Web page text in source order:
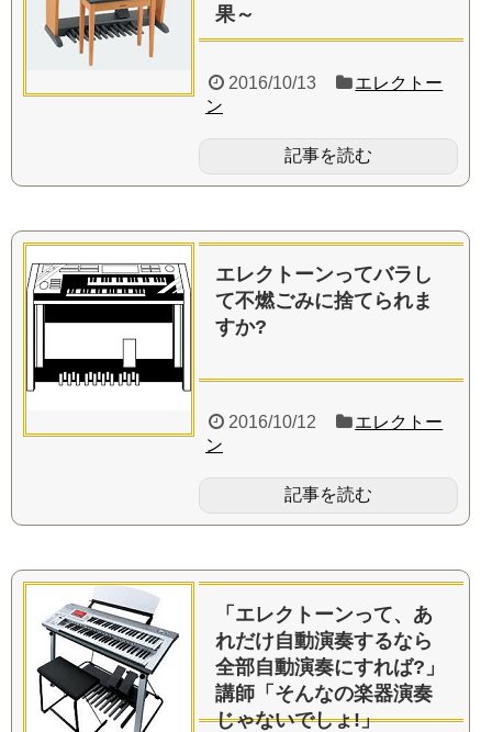
果～
2016/10/13
エレクトー
ン
記事を読む
エレクトーンってバラし
て不燃ごみに捨てられま
すか?
2016/10/12
エレクトー
ン
記事を読む
「エレクトーンって、あ
れだけ自動演奏するなら
全部自動演奏にすれば?」
講師「そんなの楽器演奏
じゃないでしょ!」